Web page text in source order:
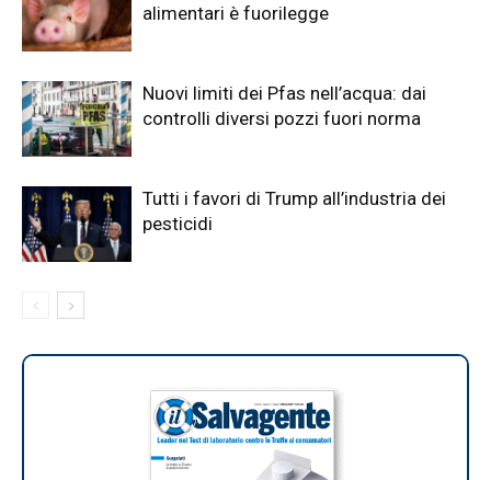
alimentari è fuorilegge
Nuovi limiti dei Pfas nell’acqua: dai
controlli diversi pozzi fuori norma
Tutti i favori di Trump all’industria dei
pesticidi